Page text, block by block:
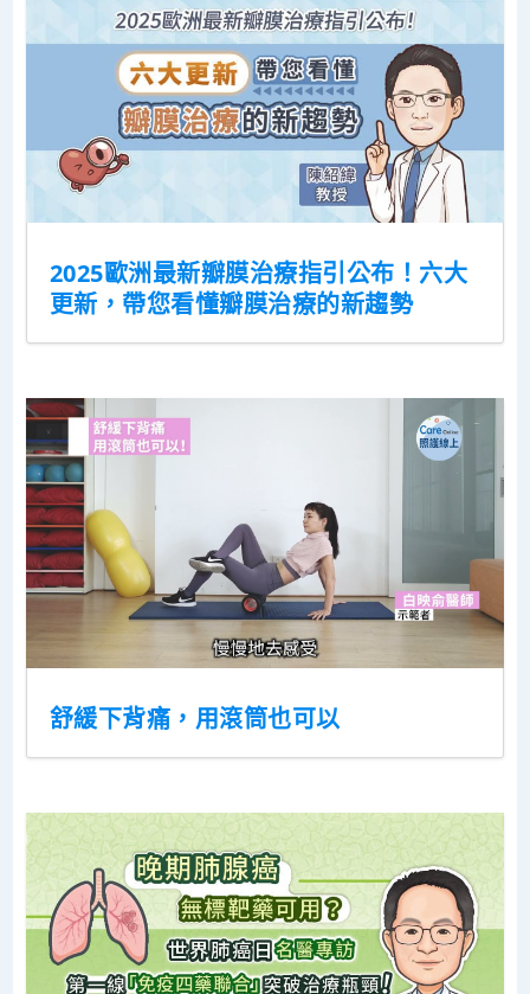
2025歐洲最新瓣膜治療指引公布！六大
更新，帶您看懂瓣膜治療的新趨勢
舒緩下背痛，用滾筒也可以